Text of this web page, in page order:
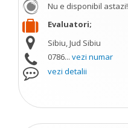
Nu e disponibil astazi!
Evaluatori;
Sibiu, Jud Sibiu
0786... vezi numar
vezi detalii